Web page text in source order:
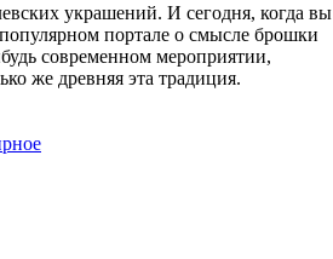
украшений. И сегодня, когда вы
портале о смысле брошки
современном мероприятии,
же древняя эта традиция.